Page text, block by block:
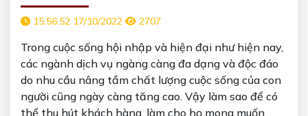
15:56:52 17/10/2022 2707
Trong cuộc sống hội nhập và hiện đại như hiện nay,
các ngành dịch vụ ngàng càng đa dạng và độc đáo
do nhu cầu nâng tầm chất lượng cuộc sống của con
người cũng ngày càng tăng cao. Vậy làm sao để có
thể thu hút khách hàng, làm cho họ mong muốn